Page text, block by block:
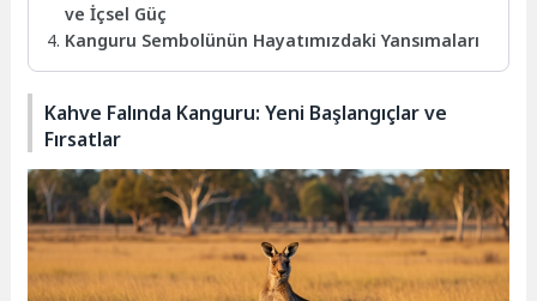
ve İçsel Güç
Kanguru Sembolünün Hayatımızdaki Yansımaları
Kahve Falında Kanguru: Yeni Başlangıçlar ve
Fırsatlar